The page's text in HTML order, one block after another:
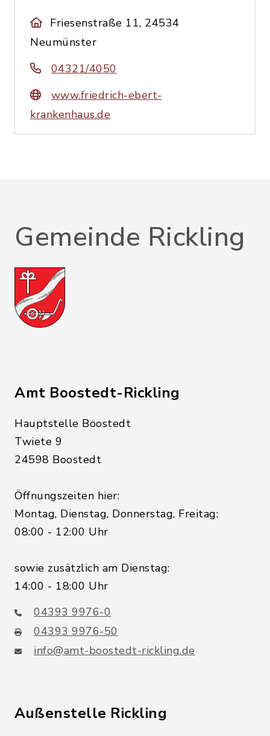
Friesenstraße 11, 24534
Neumünster
04321/4050
www.friedrich-ebert-
krankenhaus.de
Gemeinde Rickling
Amt Boostedt-Rickling
Hauptstelle Boostedt
Twiete 9
24598 Boostedt
Öffnungszeiten hier:
Montag, Dienstag, Donnerstag, Freitag:
08:00 - 12:00 Uhr
sowie zusätzlich am Dienstag:
14:00 - 18:00 Uhr
04393 9976-0
04393 9976-50
info@amt-boostedt-rickling.de
Außenstelle Rickling